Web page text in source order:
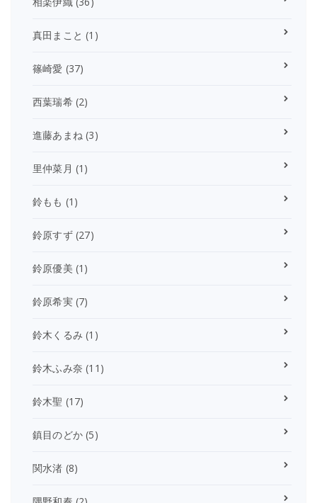
真田まこと (1)
篠崎愛 (37)
西葉瑞希(2)
進藤あまね (3)
里仲菜月 (1)
鈴もも (1)
鈴原すず(27)
鈴原優美 (1)
鈴原希実(7)
鈴木くるみ (1)
鈴木ふみ奈 (11)
鈴木聖 (17)
鎮目のどか (5)
関水渚 (8)